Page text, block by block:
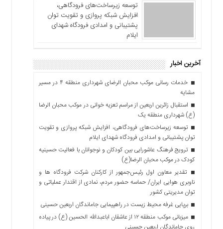
توسعه زیرساخت‌های فرودگاهی،
افزایش شبکه پروازی و تقویت توان
پشتیبانی و امدادی فرودگاه شهدای
ایلام
آخرین اخبار
خدمات رسانی موکب محبان الرضای شهرداری منطقه ۴ در مسیر
مشایه
استقبال زائرین اربعین از مراسم تعزیه خوانی در موکب محبان الرضا
(ع) شهرداری منطقه یک
توسعه زیرساخت‌های فرودگاهی، افزایش شبکه پروازی و تقویت
توان پشتیبانی و امدادی فرودگاه شهدای ایلام
ترویج فرهنگ عاشورایی بین کودکان و نوجوانان با فعالیت حسینیه
کودک در موکب محبان الرضا(ع)
تقدیر معاون اول رئیس‌جمهور از کارکنان شرکت فرودگاه ها و
ناوبری هوایی ایران/ حماسه حضور مردم، نمادی از اقتدار عملیاتی و
توان مدیریتی کشور
برپایی غرفه محیط زیست در راهپیمایی جاماندگان اربعین حسینی
میزبانی موکب منطقه ۱۲ از عاشقان اباعبدالله الحسین (ع) در پیاده
روی جاماندگان اربعین حسینی